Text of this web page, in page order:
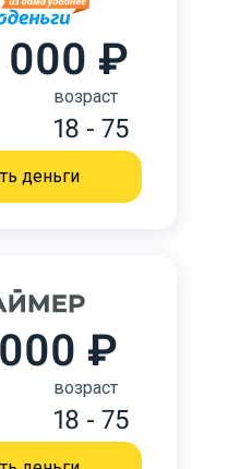
000 ₽
возраст
18 - 75
деньги
₽
возраст
18 - 75